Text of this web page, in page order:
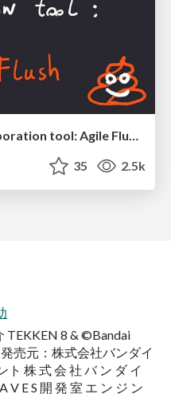
Creating an realtime collaboration tool: Agile Flush - .NET Oxford
35 2.5k
TEKKEN 8 & ©Bandai
売元：株式会社バンダイ
株 式 会 社 バ ン ダ イ
V E S 開 発 室 エ ン ジ ン